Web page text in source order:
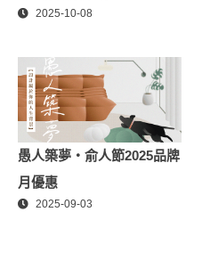
2025-10-08
愚人築夢・俞人節2025品牌
月優惠
2025-09-03